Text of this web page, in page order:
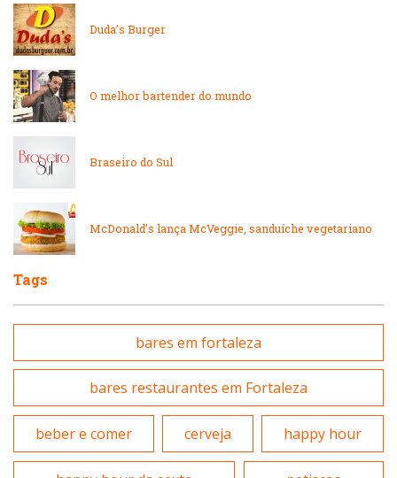
Japonesa e Oriental
Peixes e Frutos do Mar
Portuguesa
Self-service
Sobremesas e sorvetes
Padarias e Confeitarias
Variados
Duda’s Burger
O melhor bartender do mundo
Braseiro do Sul
McDonald’s lança McVeggie, sanduíche vegetariano
Tags
bares em fortaleza
bares restaurantes em Fortaleza
beber e comer cerveja happy hour